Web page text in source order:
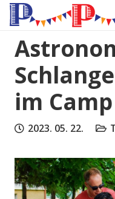
im Camp
2023. 05. 22.